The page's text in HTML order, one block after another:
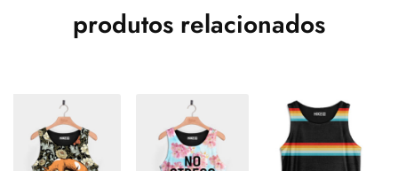
produtos relacionados